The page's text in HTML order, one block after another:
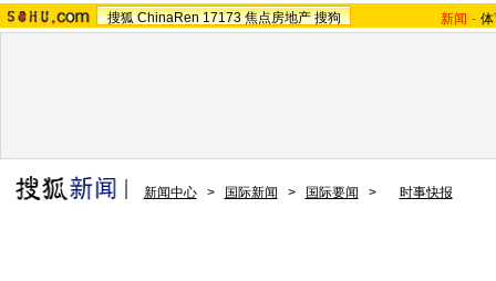
搜狐 ChinaRen 17173 焦点房地产 搜狗 新闻 -
新闻中心 > 国际新闻 > 国际要闻 > 时事快报